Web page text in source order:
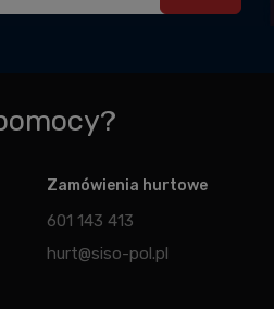
Zamówienia hurtowe
601 143 413
hurt@siso-pol.pl